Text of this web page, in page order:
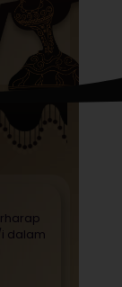
dalam